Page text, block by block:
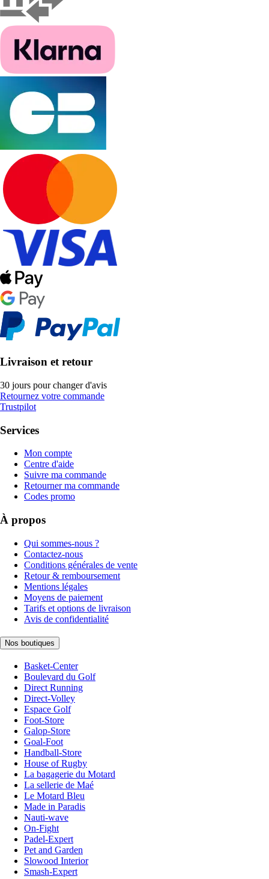
Livraison et retour
30 jours pour changer d'avis
Retournez votre commande
Trustpilot
Services
Mon compte
Centre d'aide
Suivre ma commande
Retourner ma commande
Codes promo
À propos
Qui sommes-nous ?
Contactez-nous
Conditions générales de vente
Retour & remboursement
Mentions légales
Moyens de paiement
Tarifs et options de livraison
Avis de confidentialité
Nos boutiques
Basket-Center
Boulevard du Golf
Direct Running
Direct-Volley
Espace Golf
Foot-Store
Galop-Store
Goal-Foot
Handball-Store
House of Rugby
La bagagerie du Motard
La sellerie de Maé
Le Motard Bleu
Made in Paradis
Nauti-wave
On-Fight
Padel-Expert
Pet and Garden
Slowood Interior
Smash-Expert